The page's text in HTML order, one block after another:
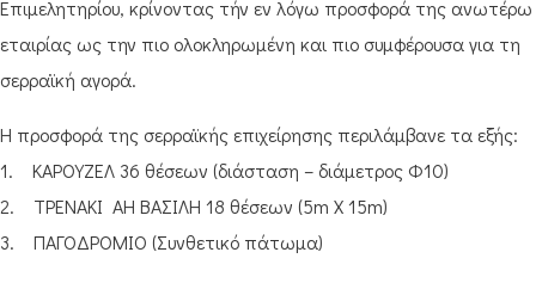
Επιμελητηρίου, κρίνοντας τήν εν λόγω προσφορά της ανωτέρω
εταιρίας ως την πιο ολοκληρωμένη και πιο συμφέρουσα για τη
σερραϊκή αγορά.
Η προσφορά της σερραϊκής επιχείρησης περιλάμβανε τα εξής:
1. ΚΑΡΟΥΖΕΛ 36 θέσεων (διάσταση – διάμετρος Φ10)
2. ΤΡΕΝΑΚΙ ΑΗ ΒΑΣΙΛΗ 18 θέσεων (5m X 15m)
3. ΠΑΓΟΔΡΟΜΙΟ (Συνθετικό πάτωμα)